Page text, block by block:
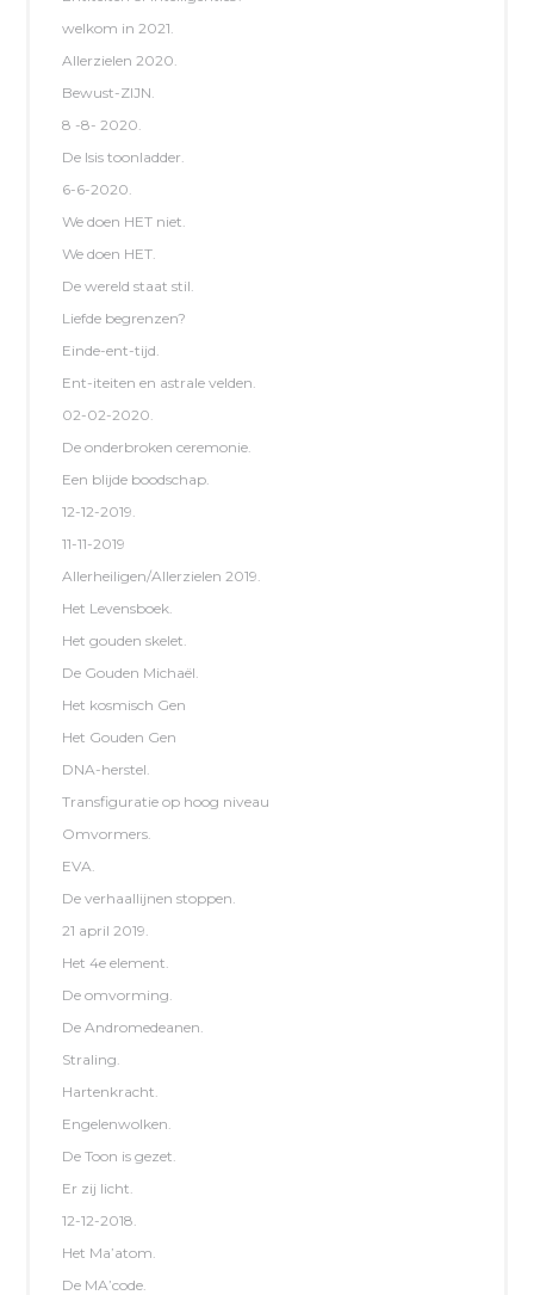
welkom in 2021.
Allerzielen 2020.
Bewust-ZIJN.
8 -8- 2020.
De Isis toonladder.
6-6-2020.
We doen HET niet.
We doen HET.
De wereld staat stil.
Liefde begrenzen?
Einde-ent-tijd.
Ent-iteiten en astrale velden.
02-02-2020.
De onderbroken ceremonie.
Een blijde boodschap.
12-12-2019.
11-11-2019
Allerheiligen/Allerzielen 2019.
Het Levensboek.
Het gouden skelet.
De Gouden Michaël.
Het kosmisch Gen
Het Gouden Gen
DNA-herstel.
Transfiguratie op hoog niveau
Omvormers.
EVA.
De verhaallijnen stoppen.
21 april 2019.
Het 4e element.
De omvorming.
De Andromedeanen.
Straling.
Hartenkracht.
Engelenwolken.
De Toon is gezet.
Er zij licht.
12-12-2018.
Het Ma’atom.
De MA’code.